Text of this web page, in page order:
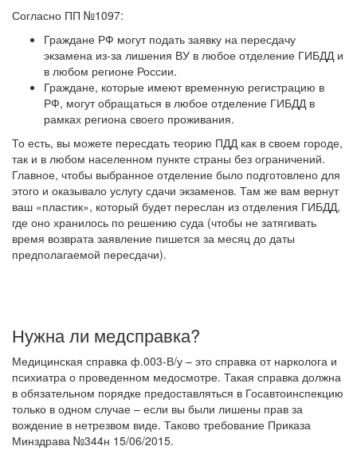
Согласно ПП №1097:
Граждане РФ могут подать заявку на пересдачу
экзамена из-за лишения ВУ в любое отделение ГИБДД и
в любом регионе России.
Граждане, которые имеют временную регистрацию в
РФ, могут обращаться в любое отделение ГИБДД в
рамках региона своего проживания.
То есть, вы можете пересдать теорию ПДД как в своем городе,
так и в любом населенном пункте страны без ограничений.
Главное, чтобы выбранное отделение было подготовлено для
этого и оказывало услугу сдачи экзаменов. Там же вам вернут
ваш «пластик», который будет переслан из отделения ГИБДД,
где оно хранилось по решению суда (чтобы не затягивать
время возврата заявление пишется за месяц до даты
предполагаемой пересдачи).
Нужна ли медсправка?
Медицинская справка ф.003-В/у – это справка от нарколога и
психиатра о проведенном медосмотре. Такая справка должна
в обязательном порядке предоставляться в Госавтоинспекцию
только в одном случае – если вы были лишены прав за
вождение в нетрезвом виде. Таково требование Приказа
Минздрава №344н 15/06/2015.